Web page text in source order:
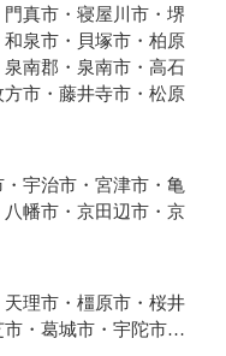
真市・寝屋川市・堺
泉市・貝塚市・柏原
南郡・泉南市・高石
市・藤井寺市・松原
宇治市・宮津市・亀
幡市・京田辺市・京
理市・橿原市・桜井
市・葛城市・宇陀市…